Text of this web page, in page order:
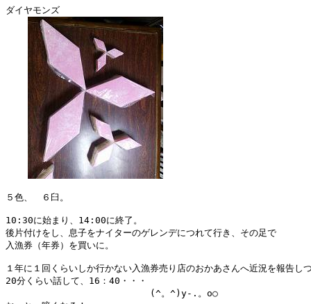
ダイヤモンズ
５色、　６臼。
10:30に始まり、14:00に終了。
後片付けをし、息子をナイターのゲレンデにつれて行き、その足で
入漁券（年券）を買いに。
１年に１回くらいしか行かない入漁券売り店のおかあさんへ近況を報告し
20分くらい話して、16：40・・・
(^。^)y-.。o○